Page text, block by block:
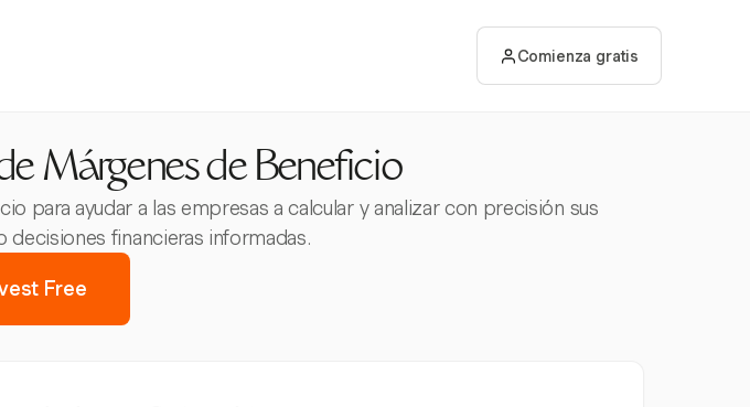
Comienza gratis
Márgenes de Beneficio
para ayudar a las empresas a calcular y analizar con precisión sus
financieras informadas.
Free